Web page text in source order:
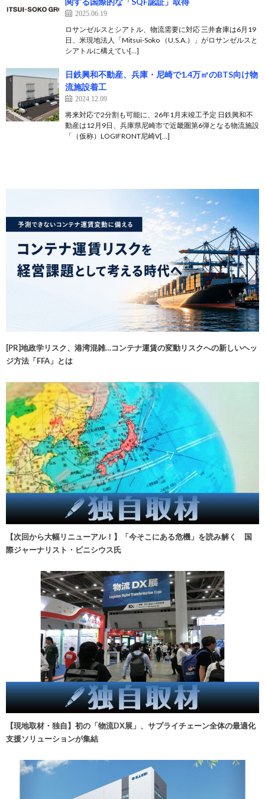
2025.06.19
ロサンゼルスとシアトル、物流需要に対応 三井倉庫は6月19
日、米現地法人「Mitsui-Soko （U.S.A.）」がロサンゼルスと
シアトルに構えてい[…]
日鉄興和不動産、兵庫・尼崎で1.4万㎡のBTS向け物
流施設着工
2024.12.09
将来対応で2分割も可能に、26年1月末竣工予定 日鉄興和不
動産は12月9日、兵庫県尼崎市で近畿圏第6弾となる物流施設
「（仮称）LOGIFRONT尼崎V[…]
[PR]地政学リスク、港湾混雑…コンテナ運賃の変動リスクへの新しいヘッ
ジ方法「FFA」とは
【次回から大幅リニューアル！】「今そこにある危機」を読み解く 国
際ジャーナリスト・ビニシウス氏
【現地取材・独自】初の「物流DX展」、サプライチェーン全体の最適化
支援ソリューションが集結